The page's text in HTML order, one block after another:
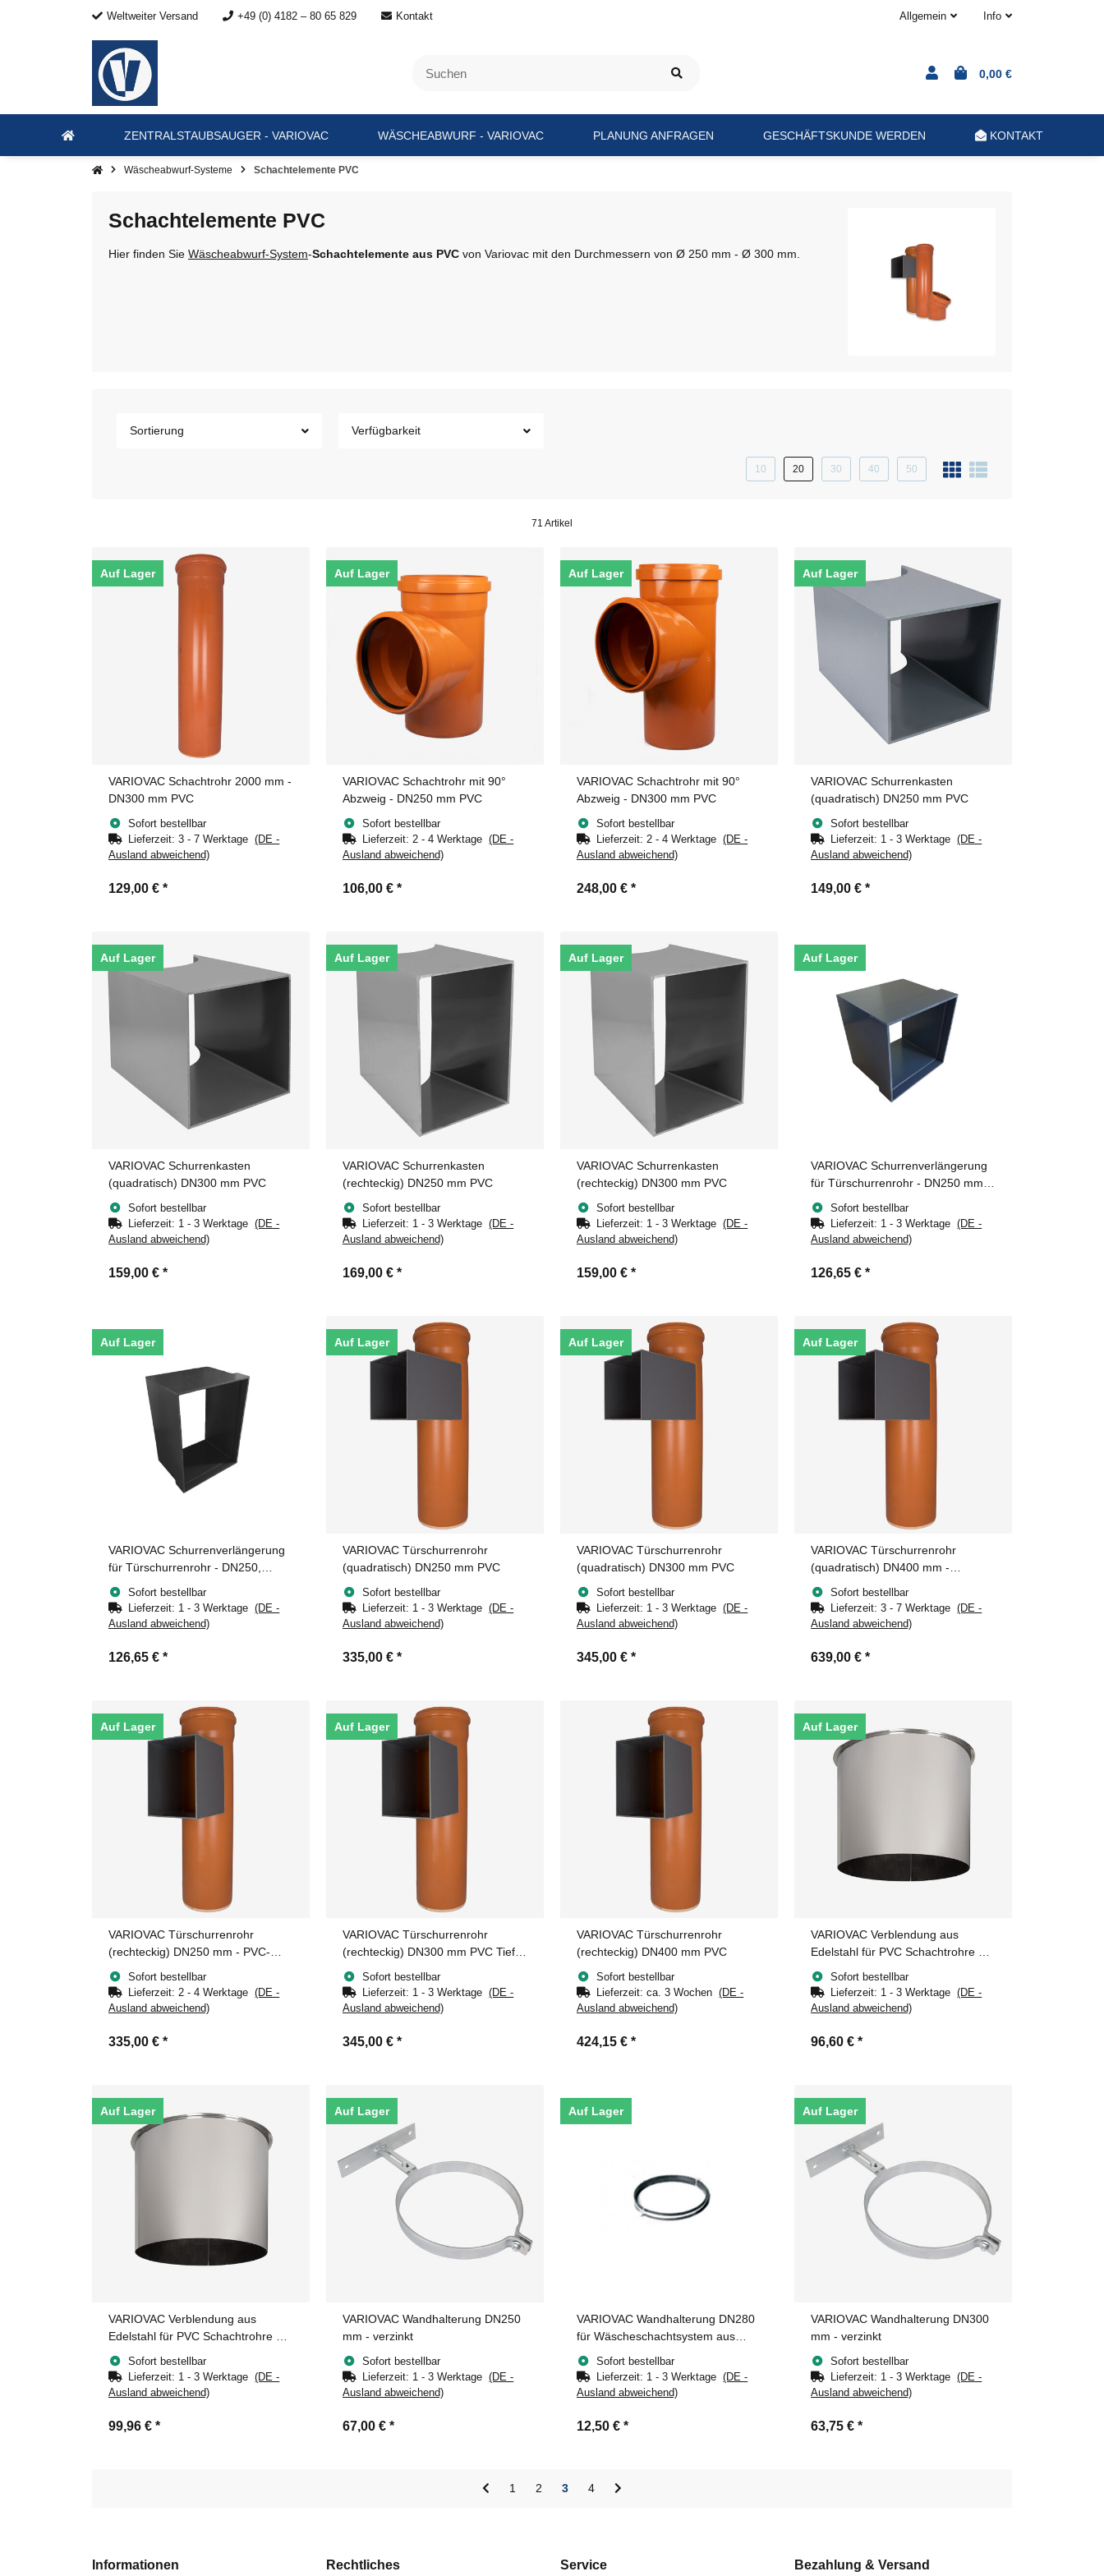
Weltweiter Versand +49 (0) 4182 – 80 65 829 Kontakt Allgemein Info
0,00 €
ZENTRALSTAUBSAUGER - VARIOVAC WÄSCHEABWURF - VARIOVAC PLANUNG ANFRAGEN GESCHÄFTSKUNDE WERDEN KONTAKT
Wäscheabwurf-Systeme Schachtelemente PVC
Schachtelemente PVC
Hier finden Sie Wäscheabwurf-System-Schachtelemente aus PVC von Variovac mit den Durchmessern von Ø 250 mm - Ø 300 mm.
Sortierung Verfügbarkeit
10 20 30 40 50
71 Artikel
Auf Lager
VARIOVAC Schachtrohr 2000 mm -
DN300 mm PVC
Sofort bestellbar
Lieferzeit:3 - 7 Werktage(DE -
Ausland abweichend)
129,00 € *
Auf Lager
VARIOVAC Schachtrohr mit 90°
Abzweig - DN250 mm PVC
Sofort bestellbar
Lieferzeit:2 - 4 Werktage(DE -
Ausland abweichend)
106,00 € *
Auf Lager
VARIOVAC Schachtrohr mit 90°
Abzweig - DN300 mm PVC
Sofort bestellbar
Lieferzeit:2 - 4 Werktage(DE -
Ausland abweichend)
248,00 € *
Auf Lager
VARIOVAC Schurrenkasten
(quadratisch) DN250 mm PVC
Sofort bestellbar
Lieferzeit: 1 - 3 Werktage(DE -
Ausland abweichend)
149,00 € *
Auf Lager
VARIOVAC Schurrenkasten
(quadratisch) DN300 mm PVC
Sofort bestellbar
Lieferzeit: 1 - 3 Werktage(DE -
Ausland abweichend)
159,00 € *
Auf Lager
VARIOVAC Schurrenkasten
(rechteckig) DN250 mm PVC
Sofort bestellbar
Lieferzeit: 1 - 3 Werktage(DE -
Ausland abweichend)
169,00 € *
Auf Lager
VARIOVAC Schurrenkasten
(rechteckig) DN300 mm PVC
Sofort bestellbar
Lieferzeit: 1 - 3 Werktage(DE -
Ausland abweichend)
159,00 € *
Auf Lager
VARIOVAC Schurrenverlängerung
für Türschurrenrohr - DN250 mm -
PVC - quadratisch
Sofort bestellbar
Lieferzeit: 1 - 3 Werktage(DE -
Ausland abweichend)
126,65 € *
Auf Lager
VARIOVAC Schurrenverlängerung
für Türschurrenrohr - DN250,
DN300 mm - PVC - rechteckig
Sofort bestellbar
Lieferzeit: 1 - 3 Werktage(DE -
Ausland abweichend)
126,65 € *
Auf Lager
VARIOVAC Türschurrenrohr
(quadratisch) DN250 mm PVC
Sofort bestellbar
Lieferzeit: 1 - 3 Werktage(DE -
Ausland abweichend)
335,00 € *
Auf Lager
VARIOVAC Türschurrenrohr
(quadratisch) DN300 mm PVC
Sofort bestellbar
Lieferzeit: 1 - 3 Werktage(DE -
Ausland abweichend)
345,00 € *
Auf Lager
VARIOVAC Türschurrenrohr
(quadratisch) DN400 mm -
450x450 mm PVC
Sofort bestellbar
Lieferzeit:3 - 7 Werktage(DE -
Ausland abweichend)
639,00 € *
Auf Lager
VARIOVAC Türschurrenrohr
(rechteckig) DN250 mm - PVC-
Tiefe 180 mm
Sofort bestellbar
Lieferzeit:2 - 4 Werktage(DE -
Ausland abweichend)
335,00 € *
Auf Lager
VARIOVAC Türschurrenrohr
(rechteckig) DN300 mm PVC Tiefe
180 mm
Sofort bestellbar
Lieferzeit: 1 - 3 Werktage(DE -
Ausland abweichend)
345,00 € *
VARIOVAC Türschurrenrohr
(rechteckig) DN400 mm PVC
Sofort bestellbar
Lieferzeit:ca. 3 Wochen(DE -
Ausland abweichend)
424,15 € *
Auf Lager
VARIOVAC Verblendung aus
Edelstahl für PVC Schachtrohre Ø
250 mm
Sofort bestellbar
Lieferzeit: 1 - 3 Werktage(DE -
Ausland abweichend)
96,60 € *
Auf Lager
VARIOVAC Verblendung aus
Edelstahl für PVC Schachtrohre Ø
300 mm
Sofort bestellbar
Lieferzeit: 1 - 3 Werktage(DE -
Ausland abweichend)
99,96 € *
Auf Lager
VARIOVAC Wandhalterung DN250
mm - verzinkt
Sofort bestellbar
Lieferzeit: 1 - 3 Werktage(DE -
Ausland abweichend)
67,00 € *
Auf Lager
VARIOVAC Wandhalterung DN280
für Wäscheschachtsystem aus
Kunststoff
Sofort bestellbar
Lieferzeit: 1 - 3 Werktage(DE -
Ausland abweichend)
12,50 € *
Auf Lager
VARIOVAC Wandhalterung DN300
mm - verzinkt
Sofort bestellbar
Lieferzeit: 1 - 3 Werktage(DE -
Ausland abweichend)
63,75 € *
1 2 3 4
Informationen Rechtliches Service Bezahlung & Versand